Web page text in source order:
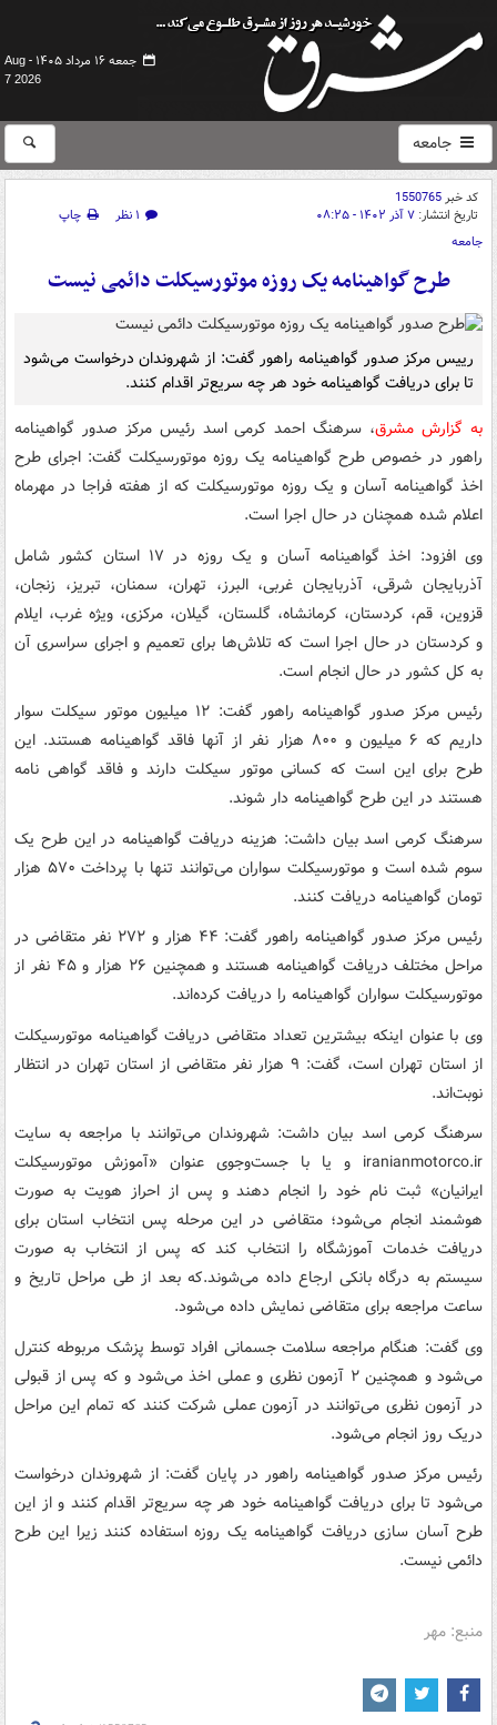
جمعه ۱۶ مرداد ۱۴۰۵ -
Aug
7 2026
جامعه
کد خبر1550765
تاریخ انتشار: ۷ آذر ۱۴۰۲ - ۰۸:۲۵ ۱ نظر
چاپ
جامعه
طرح گواهینامه یک روزه موتورسیکلت دائمی نیست
رییس مرکز صدور گواهینامه راهور گفت: از شهروندان درخواست می‌شود
تا برای دریافت گواهینامه خود هر چه سریع‌تر اقدام کنند.
به گزارش مشرق، سرهنگ احمد کرمی اسد رئیس مرکز صدور گواهینامه
راهور در خصوص طرح گواهینامه یک روزه موتورسیکلت گفت: اجرای طرح
اخذ گواهینامه آسان و یک روزه موتورسیکلت که از هفته فراجا در مهرماه
اعلام شده همچنان در حال اجرا است.
وی افزود: اخذ گواهینامه آسان و یک روزه در ۱۷ استان کشور شامل
آذربایجان شرقی، آذربایجان غربی، البرز، تهران، سمنان، تبریز، زنجان،
قزوین، قم، کردستان، کرمانشاه، گلستان، گیلان، مرکزی، ویژه غرب، ایلام
و کردستان در حال اجرا است که تلاش‌ها برای تعمیم و اجرای سراسری آن
به کل کشور در حال انجام است.
رئیس مرکز صدور گواهینامه راهور گفت: ۱۲ میلیون موتور سیکلت سوار
داریم که ۶ میلیون و ۸۰۰ هزار نفر از آنها فاقد گواهینامه هستند. این
طرح برای این است که کسانی موتور سیکلت دارند و فاقد گواهی نامه
هستند در این طرح گواهینامه دار شوند.
سرهنگ کرمی اسد بیان داشت: هزینه دریافت گواهینامه در این طرح یک
سوم شده است و موتورسیکلت سواران می‌توانند تنها با پرداخت ۵۷۰ هزار
تومان گواهینامه دریافت کنند.
رئیس مرکز صدور گواهینامه راهور گفت: ۴۴ هزار و ۲۷۲ نفر متقاضی در
مراحل مختلف دریافت گواهینامه هستند و همچنین ۲۶ هزار و ۴۵ نفر از
موتورسیکلت سواران گواهینامه را دریافت کرده‌اند.
وی با عنوان اینکه بیشترین تعداد متقاضی دریافت گواهینامه موتورسیکلت
از استان تهران است، گفت: ۹ هزار نفر متقاضی از استان تهران در انتظار
نوبت‌اند.
سرهنگ کرمی اسد بیان داشت: شهروندان می‌توانند با مراجعه به سایت
iranianmotorco.ir و یا با جست‌وجوی عنوان «آموزش موتورسیکلت
ایرانیان» ثبت نام خود را انجام دهند و پس از احراز هویت به صورت
هوشمند انجام می‌شود؛ متقاضی در این مرحله پس انتخاب استان برای
دریافت خدمات آموزشگاه را انتخاب کند که پس از انتخاب به صورت
سیستم به درگاه بانکی ارجاع داده می‌شوند.که بعد از طی مراحل تاریخ و
ساعت مراجعه برای متقاضی نمایش داده می‌شود.
وی گفت: هنگام مراجعه سلامت جسمانی افراد توسط پزشک مربوطه کنترل
می‌شود و همچنین ۲ آزمون نظری و عملی اخذ می‌شود و که پس از قبولی
در آزمون نظری می‌توانند در آزمون عملی شرکت کنند که تمام این مراحل
دریک روز انجام می‌شود.
رئیس مرکز صدور گواهینامه راهور در پایان گفت: از شهروندان درخواست
می‌شود تا برای دریافت گواهینامه خود هر چه سریع‌تر اقدام کنند و از این
طرح آسان سازی دریافت گواهینامه یک روزه استفاده کنند زیرا این طرح
دائمی نیست.
منبع: مهر